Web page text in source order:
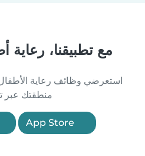
مع تطبيقنا، رعاية
استعرضي وظائف رعاية
منطقتك عبر